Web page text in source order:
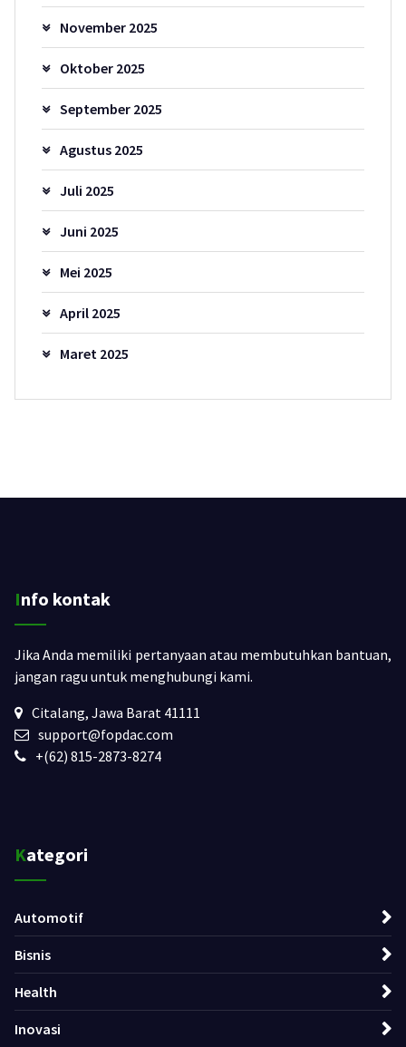
November 2025
Oktober 2025
September 2025
Agustus 2025
Juli 2025
Juni 2025
Mei 2025
April 2025
Maret 2025
Info kontak
Jika Anda memiliki pertanyaan atau membutuhkan bantuan,
jangan ragu untuk menghubungi kami.
Citalang, Jawa Barat 41111
support@fopdac.com
+(62) 815-2873-8274
Kategori
Automotif
Bisnis
Health
Inovasi